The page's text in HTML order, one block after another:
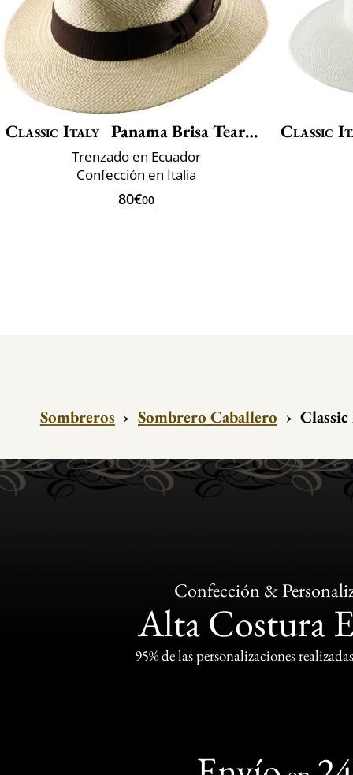
Classic Italy Panama Brisa Teardrop
Trenzado en Ecuador
Confección en Italia
80€00
Classic
Sombreros › Sombrero Caballero ›
Confección &
Alta Costura
95% de las personalizaciones